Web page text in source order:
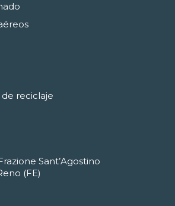
reciclaje
Sant’Agostino
(FE)